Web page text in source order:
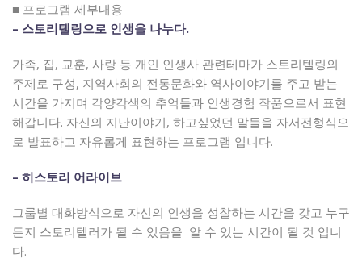
■ 프로그램 세부내용
– 스토리텔링으로 인생을 나누다.
가족, 집, 교훈, 사랑 등 개인 인생사 관련테마가 스토리텔링의
주제로 구성, 지역사회의 전통문화와 역사이야기를 주고 받는
시간을 가지며 각양각색의 추억들과 인생경험 작품으로서 표현
해갑니다. 자신의 지난이야기, 하고싶었던 말들을 자서전형식으
로 발표하고 자유롭게 표현하는 프로그램 입니다.
– 히스토리 어라이브
그룹별 대화방식으로 자신의 인생을 성찰하는 시간을 갖고 누구
든지 스토리텔러가 될 수 있음을 알 수 있는 시간이 될 것 입니
다.